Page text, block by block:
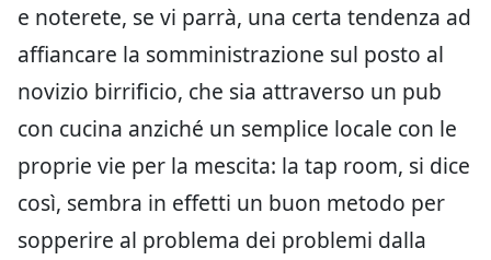
e noterete, se vi parrà, una certa tendenza ad
affiancare la somministrazione sul posto al
novizio birrificio, che sia attraverso un pub
con cucina anziché un semplice locale con le
proprie vie per la mescita: la tap room, si dice
così, sembra in effetti un buon metodo per
sopperire al problema dei problemi dalla